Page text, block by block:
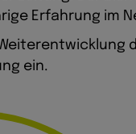
Erfahrung im
ein.